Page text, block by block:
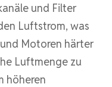
und Filter
Luftstrom, was
Motoren härter
Luftmenge zu
höheren